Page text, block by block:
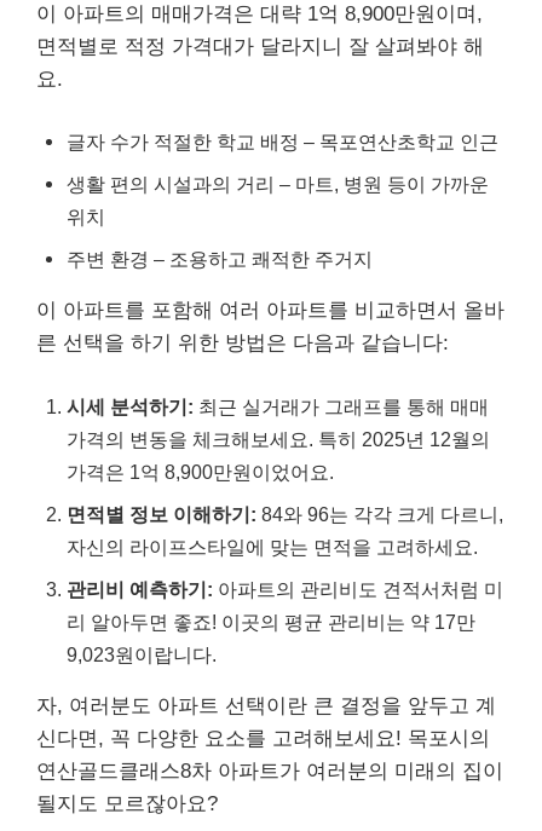
이 아파트의 매매가격은 대략 1억 8,900만원이며,
면적별로 적정 가격대가 달라지니 잘 살펴봐야 해
요.
글자 수가 적절한 학교 배정 – 목포연산초학교 인근
생활 편의 시설과의 거리 – 마트, 병원 등이 가까운
위치
주변 환경 – 조용하고 쾌적한 주거지
이 아파트를 포함해 여러 아파트를 비교하면서 올바
른 선택을 하기 위한 방법은 다음과 같습니다:
시세 분석하기: 최근 실거래가 그래프를 통해 매매
가격의 변동을 체크해보세요. 특히 2025년 12월의
가격은 1억 8,900만원이었어요.
면적별 정보 이해하기: 84와 96는 각각 크게 다르니,
자신의 라이프스타일에 맞는 면적을 고려하세요.
관리비 예측하기: 아파트의 관리비도 견적서처럼 미
리 알아두면 좋죠! 이곳의 평균 관리비는 약 17만
9,023원이랍니다.
자, 여러분도 아파트 선택이란 큰 결정을 앞두고 계
신다면, 꼭 다양한 요소를 고려해보세요! 목포시의
연산골드클래스8차 아파트가 여러분의 미래의 집이
될지도 모르잖아요?